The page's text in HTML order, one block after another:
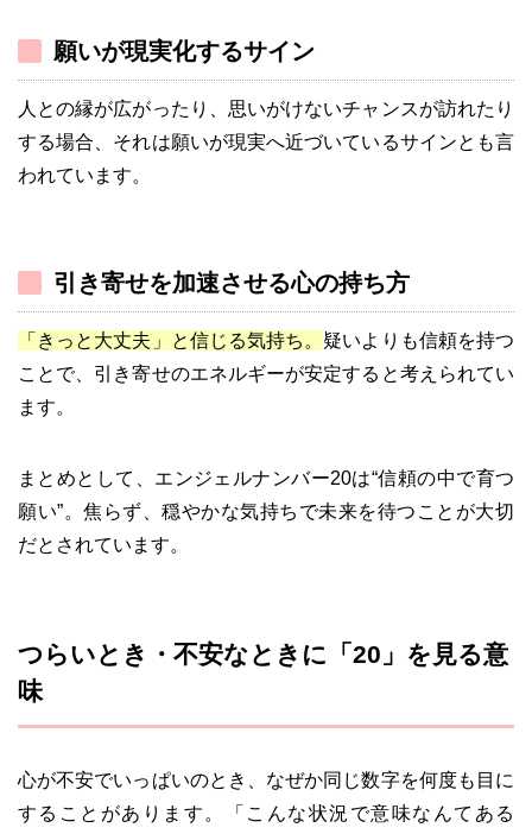
願いが現実化するサイン
人との縁が広がったり、思いがけないチャンスが訪れたり
する場合、それは願いが現実へ近づいているサインとも言
われています。
引き寄せを加速させる心の持ち方
「きっと大丈夫」と信じる気持ち。 疑いよりも信頼を持つ
ことで、引き寄せのエネルギーが安定すると考えられてい
ます。
まとめとして、エンジェルナンバー20は“信頼の中で育つ
願い”。焦らず、穏やかな気持ちで未来を待つことが大切
だとされています。
つらいとき・不安なときに「20」を見る意
味
心が不安でいっぱいのとき、なぜか同じ数字を何度も目に
することがあります。「こんな状況で意味なんてある